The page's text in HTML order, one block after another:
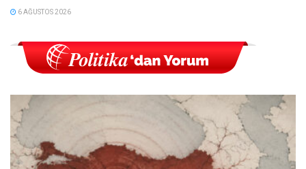
6 AĞUSTOS 2026